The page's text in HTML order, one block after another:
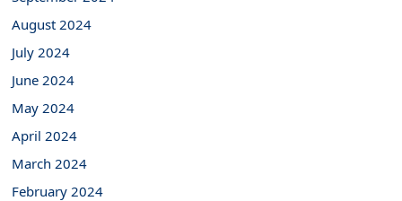
August 2024
July 2024
June 2024
May 2024
April 2024
March 2024
February 2024